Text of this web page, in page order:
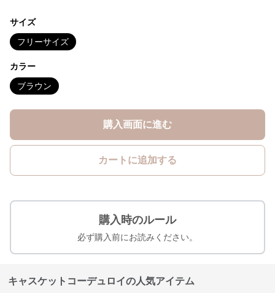
サイズ
フリーサイズ
カラー
ブラウン
購入画面に進む
カートに追加する
購入時のルール
必ず購入前にお読みください。
キャスケットコーデュロイの人気アイテム